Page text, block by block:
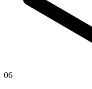
06